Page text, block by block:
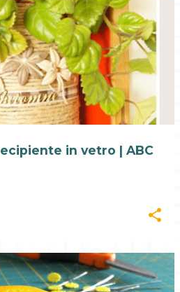
in vetro | ABC